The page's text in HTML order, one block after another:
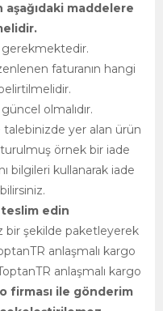
maddelere
gerekmektedir.
faturanın hangi
olmalıdır.
yer alan ürün
örnek bir iade
bilgileri kullanarak iade
edin
bir şekilde paketleyerek
anlaşmalı kargo
anlaşmalı kargo
firması ile gönderim